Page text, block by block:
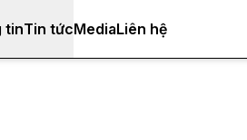
tinTin tứcMediaLiên hệ